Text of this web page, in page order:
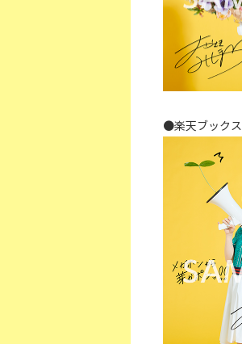
●楽天ブックス